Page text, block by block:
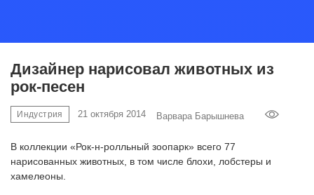
Дизайнер нарисовал животных из
рок-песен
Индустрия 21 октября 2014 Варвара Барышнева
В коллекции «Рок-н-ролльный зоопарк» всего 77
нарисованных животных, в том числе блохи, лобстеры и
хамелеоны.